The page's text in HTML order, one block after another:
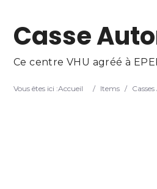
Casse
Ce centre VHU agréé à
Vous êtes ici :Accueil / Items /